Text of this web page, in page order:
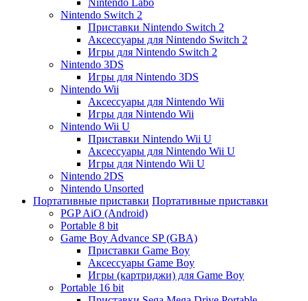
Nintendo Labo
Nintendo Switch 2
Приставки Nintendo Switch 2
Аксессуары для Nintendo Switch 2
Игры для Nintendo Switch 2
Nintendo 3DS
Игры для Nintendo 3DS
Nintendo Wii
Аксессуары для Nintendo Wii
Игры для Nintendo Wii
Nintendo Wii U
Приставки Nintendo Wii U
Аксессуары для Nintendo Wii U
Игры для Nintendo Wii U
Nintendo 2DS
Nintendo Unsorted
Портативные приставки Портативные приставки
PGP AiO (Android)
Portable 8 bit
Game Boy Advance SP (GBA)
Приставки Game Boy
Аксессуары Game Boy
Игры (картриджи) для Game Boy
Portable 16 bit